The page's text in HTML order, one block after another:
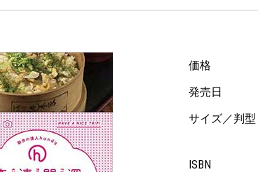
価格
発売日
サイズ／判型
ISBN